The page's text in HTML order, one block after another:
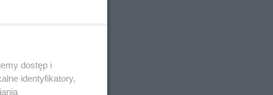
dostęp i
identyfikatory,